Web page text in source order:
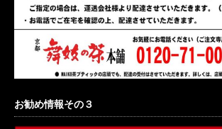
お勧め情報その３